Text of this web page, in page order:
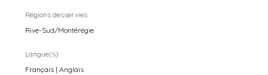
Régions desservies
Rive-Sud/Montérégie
Langue(s)
Français | Anglais